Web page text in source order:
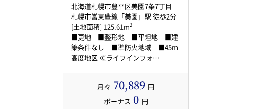
北海道札幌市豊平区美園7条7丁目
札幌市営東豊線「美園」駅 徒歩2分
[土地面積] 125.61m2
■更地 ■整形地 ■平坦地 ■建
築条件なし ■準防火地域 ■45m
高度地区 ≪ライフインフォ…
月々 70,889 円
ボーナス 0 円